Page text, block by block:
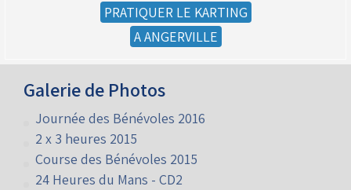
PRATIQUER LE KARTING
A ANGERVILLE
Galerie de Photos
Journée des Bénévoles 2016
2 x 3 heures 2015
Course des Bénévoles 2015
24 Heures du Mans - CD2